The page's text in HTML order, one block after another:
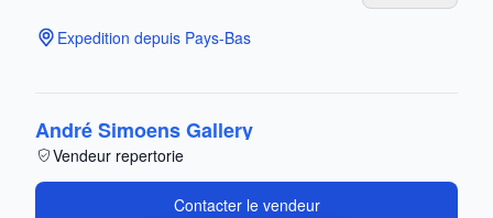
Expedition depuis Pays-Bas
André Simoens Gallery
Vendeur repertorie
Contacter le vendeur